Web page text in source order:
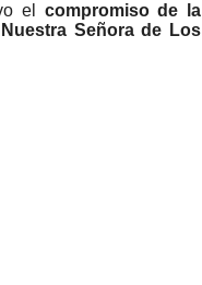
el compromiso de la
Señora de Los